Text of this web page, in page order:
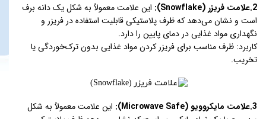
2.علامت فریزر (Snowflake):
این علامت معمولاً به شکل یک دانه برف
است و نشان می‌دهد که ظرف پلاستیکی قابلیت استفاده در فریزر و
نگهداری مواد غذایی در دمای پایین را دارد.
کاربرد: ظرف مناسب برای فریزر کردن مواد غذایی بدون ترک‌خوردگی یا
تخریب.
3.علامت مایکروویو (Microwave Safe):
این علامت معمولاً به شکل